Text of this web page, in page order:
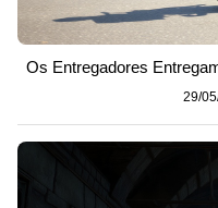
Os Entregadores
29/